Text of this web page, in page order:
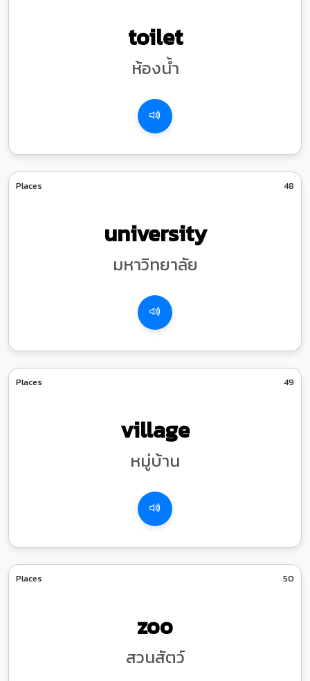
toilet
ห้องน้ำ
Places 48
university
มหาวิทยาลัย
Places 49
village
หมู่บ้าน
Places 50
zoo
สวนสัตว์